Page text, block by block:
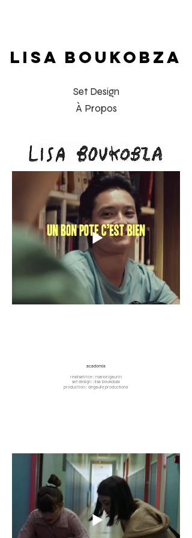
LISA BOUKOBZA
Set Design
À Propos
acadomia
réalisatrice : manon gaurin
set design : lisa boukobza
production : degaulle productions